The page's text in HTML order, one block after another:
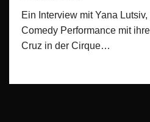
Ein Interview mit Yana
Comedy Performance mit
Cruz in der Cirque…